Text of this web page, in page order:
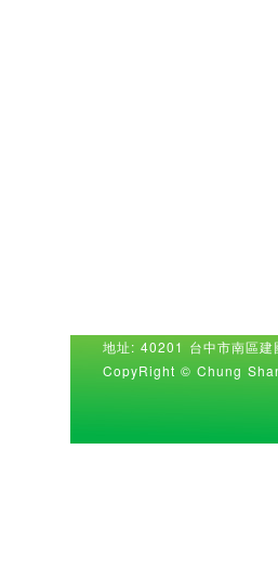
地址: 40201 台中市南區建
CopyRight © Chung